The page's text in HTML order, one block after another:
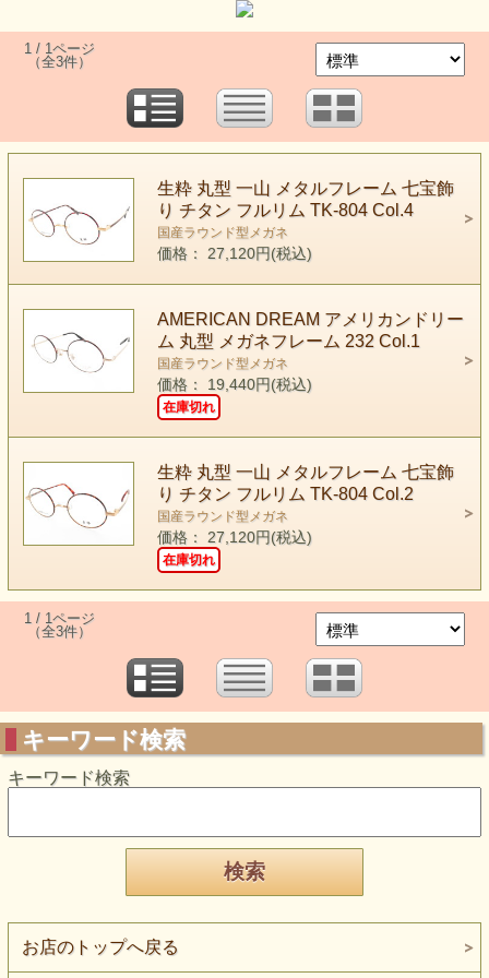
1 / 1ページ
（全3件）
生粋 丸型 一山 メタルフレーム 七宝飾
り チタン フルリム TK-804 Col.4
国産ラウンド型メガネ
価格： 27,120円(税込)
AMERICAN DREAM アメリカンドリー
ム 丸型 メガネフレーム 232 Col.1
国産ラウンド型メガネ
価格： 19,440円(税込)
在庫切れ
生粋 丸型 一山 メタルフレーム 七宝飾
り チタン フルリム TK-804 Col.2
国産ラウンド型メガネ
価格： 27,120円(税込)
在庫切れ
1 / 1ページ
（全3件）
キーワード検索
キーワード検索
お店のトップへ戻る